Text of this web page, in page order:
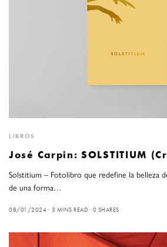
LIBROS
José Carpin: SOLSTITIUM
Solstitium – Fotolibro que redefine la belleza
de una forma…
08/01/2024 3 MINS READ 0 SHARES